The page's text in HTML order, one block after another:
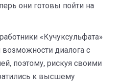
они готовы пойти на
«Кучуксульфата»
возможности диалога с
поэтому, рискуя своими
к высшему